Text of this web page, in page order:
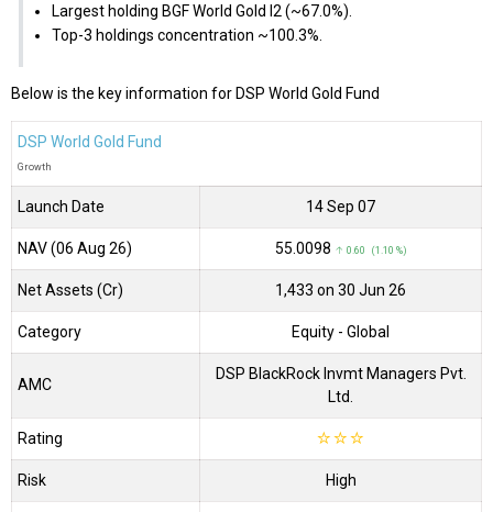
Largest holding BGF World Gold I2 (~67.0%).
Top-3 holdings concentration ~100.3%.
Below is the key information for DSP World Gold Fund
DSP World Gold Fund
Growth
Launch Date 14 Sep 07
NAV (06 Aug 26) ₹55.0098 ↑ 0.60 (1.10 %)
Net Assets (Cr) ₹1,433 on 30 Jun 26
Category Equity - Global
AMC
DSP BlackRock Invmt Managers Pvt.
Ltd.
Rating ☆☆☆
Risk High